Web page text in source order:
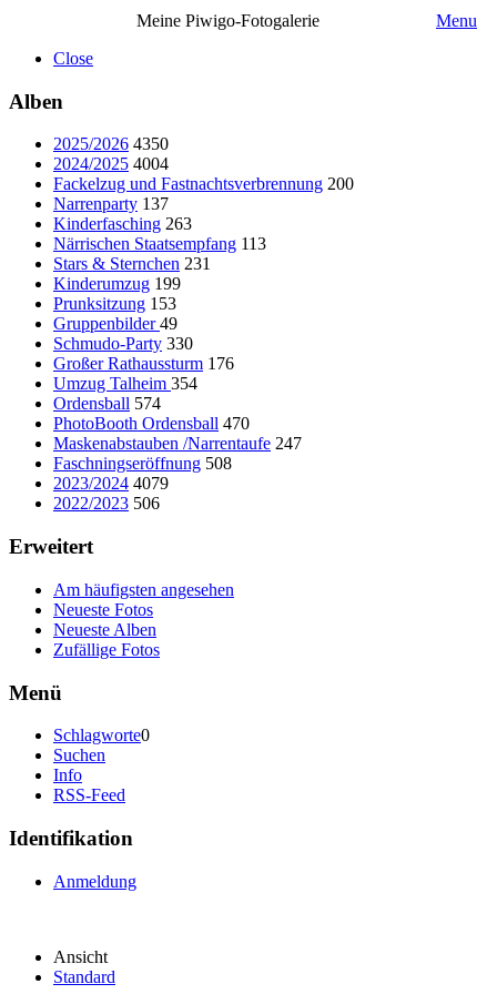
Meine Piwigo-Fotogalerie
Menu
Close
Alben
2025/2026 4350
2024/2025 4004
Fackelzug und Fastnachtsverbrennung 200
Narrenparty 137
Kinderfasching 263
Närrischen Staatsempfang 113
Stars & Sternchen 231
Kinderumzug 199
Prunksitzung 153
Gruppenbilder49
Schmudo-Party 330
Großer Rathaussturm 176
Umzug Talheim 354
Ordensball 574
PhotoBooth Ordensball 470
Maskenabstauben /Narrentaufe 247
Faschningseröffnung 508
2023/2024 4079
2022/2023 506
Erweitert
Am häufigsten angesehen
Neueste Fotos
Neueste Alben
Zufällige Fotos
Menü
Schlagworte0
Suchen
Info
RSS-Feed
Identifikation
Anmeldung
Ansicht
Standard